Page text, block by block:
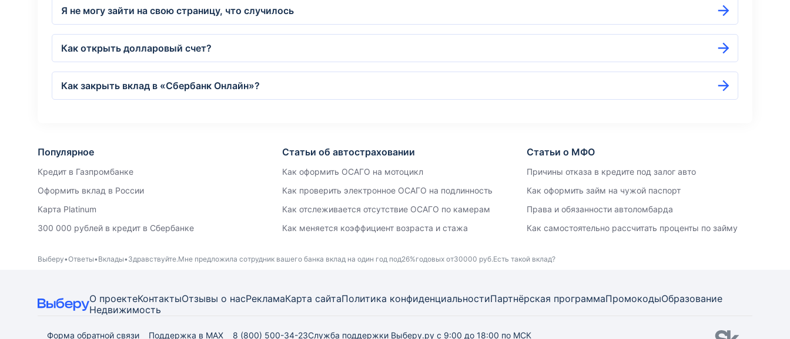
Я не могу зайти на свою страницу, что случилось
Как открыть долларовый счет?
Как закрыть вклад в «Сбербанк Онлайн»?
Популярное
Кредит в Газпромбанке
Оформить вклад в России
Карта Platinum
300 000 рублей в кредит в Сбербанке
Статьи об автостраховании
Как оформить ОСАГО на мотоцикл
Как проверить электронное ОСАГО на подлинность
Как отслеживается отсутствие ОСАГО по камерам
Как меняется коэффициент возраста и стажа
Статьи о МФО
Причины отказа в кредите под залог авто
Как оформить займ на чужой паспорт
Права и обязанности автоломбарда
Как самостоятельно рассчитать проценты по займу
Выберу Ответы Вклады Здравствуйте.Мне предложила сотрудник вашего банка вклад на один год под26%годовых от30000 руб.Есть такой вклад?
О проектеКонтактыОтзывы о насРекламаКарта сайтаПолитика конфиденциальностиПартнёрская программаПромокодыОбразование
Недвижимость
Форма обратной связи Поддержка в MAX 8 (800) 500-34-23Служба поддержки Выберу.ру с 9:00 до 18:00 по МСК